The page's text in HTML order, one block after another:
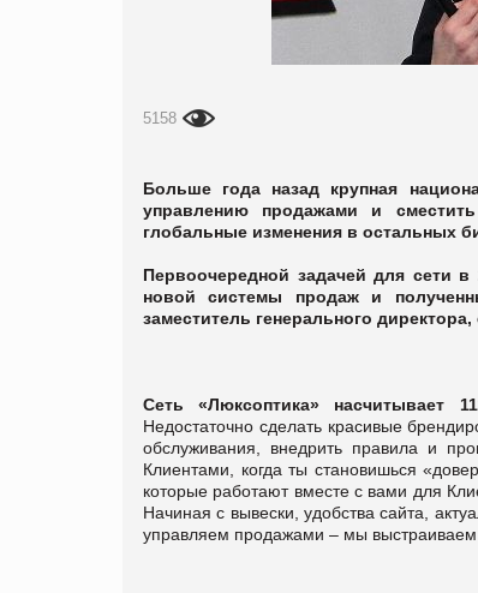
5158
Больше года назад крупная
управлению продажами и
глобальные изменения в остальных
Первоочередной задачей для сети в
новой системы продаж и
заместитель генерального директора,
Сеть «Люксоптика» насчитывает
Недостаточно сделать красивые
обслуживания, внедрить правила и
Клиентами, когда ты становишься
которые работают вместе с вами для
Начиная с вывески, удобства сайта,
управляем продажами – мы выстраиваем